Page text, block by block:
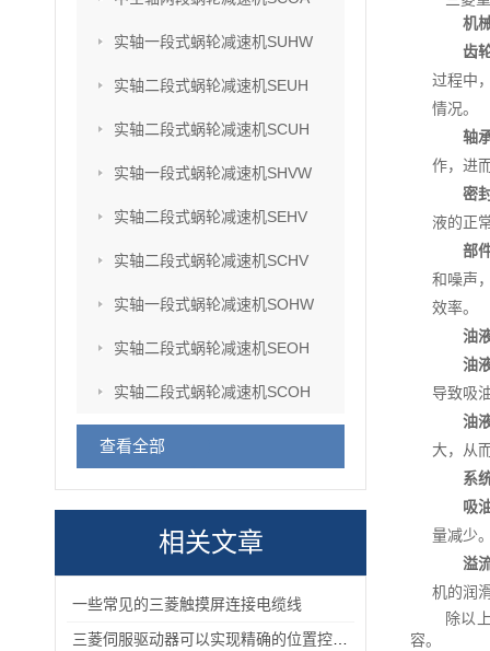
实轴一段式蜗轮减速机SUHW
实轴二段式蜗轮减速机SEUH
实轴二段式蜗轮减速机SCUH
实轴一段式蜗轮减速机SHVW
实轴二段式蜗轮减速机SEHV
实轴二段式蜗轮减速机SCHV
实轴一段式蜗轮减速机SOHW
实轴二段式蜗轮减速机SEOH
实轴二段式蜗轮减速机SCOH
查看全部
相关文章
一些常见的三菱触摸屏连接电缆线
机
齿
过程中
情况。
轴
作，进
密
液的正
部
和噪声
效率。
油
油
导致吸
油
大，从
系
吸
量减少
溢
机的润
除以
容。